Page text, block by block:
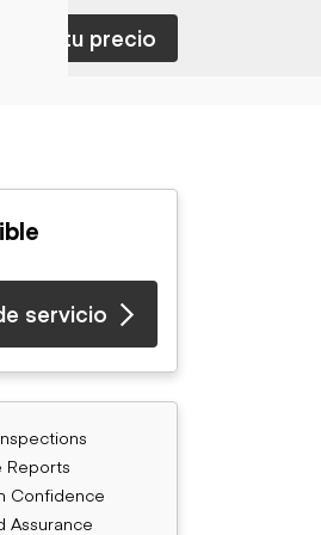
tu precio
servicio
Reports
Confidence
Assurance